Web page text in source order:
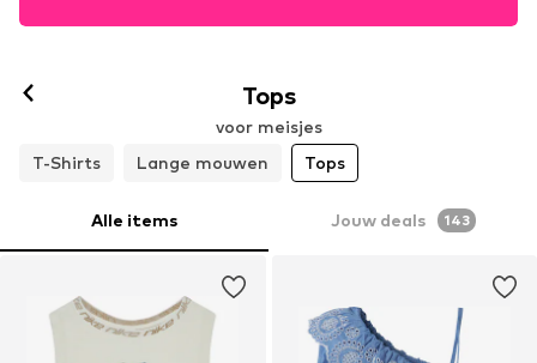
Tops
voor meisjes
T-Shirts
Lange mouwen Tops
Alle items Jouw deals 143